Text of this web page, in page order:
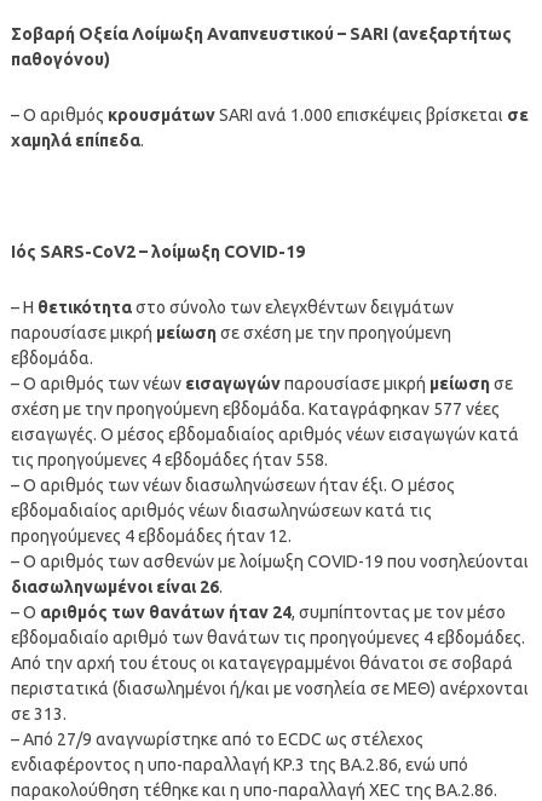
Σοβαρή Οξεία Λοίμωξη Αναπνευστικού – SARI (ανεξαρτήτως
παθογόνου)
– Ο αριθμός κρουσμάτωνSARI ανά 1.000 επισκέψεις βρίσκεται σε
χαμηλά επίπεδα.
Ιός SARS-CoV2 – λοίμωξη COVID-19
– Η θετικότηταστο σύνολο των ελεγχθέντων δειγμάτων
παρουσίασε μικρή μείωσησε σχέση με την προηγούμενη
εβδομάδα.
– Ο αριθμός των νέων εισαγωγώνπαρουσίασε μικρή μείωσησε
σχέση με την προηγούμενη εβδομάδα. Καταγράφηκαν 577 νέες
εισαγωγές. Ο μέσος εβδομαδιαίος αριθμός νέων εισαγωγών κατά
τις προηγούμενες 4 εβδομάδες ήταν 558.
– Ο αριθμός των νέων διασωληνώσεων ήταν έξι. Ο μέσος
εβδομαδιαίος αριθμός νέων διασωληνώσεων κατά τις
προηγούμενες 4 εβδομάδες ήταν 12.
– Ο αριθμός των ασθενών με λοίμωξη COVID-19 που νοσηλεύονται
διασωληνωμένοι είναι 26.
– Ο αριθμός των θανάτων ήταν 24, συμπίπτοντας με τον μέσο
εβδομαδιαίο αριθμό των θανάτων τις προηγούμενες 4 εβδομάδες.
Από την αρχή του έτους οι καταγεγραμμένοι θάνατοι σε σοβαρά
περιστατικά (διασωλημένοι ή/και με νοσηλεία σε ΜΕΘ) ανέρχονται
σε 313.
– Από 27/9 αναγνωρίστηκε από το ECDC ως στέλεχος
ενδιαφέροντος η υπο-παραλλαγή KP.3 της ΒΑ.2.86, ενώ υπό
παρακολούθηση τέθηκε και η υπο-παραλλαγή XEC της ΒΑ.2.86.